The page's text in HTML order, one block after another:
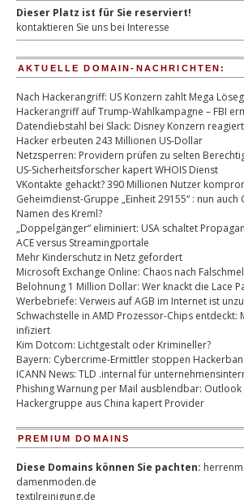
Dieser Platz ist für Sie reserviert!
kontaktieren Sie uns bei Interesse
AKTUELLE DOMAIN-NACHRICHTEN:
Nach Hackerangriff: US Konzern zahlt Mega
Hackerangriff auf Trump-Wahlkampagne – FBI
Datendiebstahl bei Slack: Disney Konzern reagiert
Hacker erbeuten 243 Millionen US-Dollar
Netzsperren: Providern prüfen zu selten
US-Sicherheitsforscher kapert WHOIS Dienst
VKontakte gehackt? 390 Millionen Nutzer
Geheimdienst-Gruppe „Einheit 29155“ : nun
Namen des Kreml?
„Doppelgänger“ eliminiert: USA schaltet
ACE versus Streamingportale
Mehr Kinderschutz in Netz gefordert
Microsoft Exchange Online: Chaos nach
Belohnung 1 Million Dollar: Wer knackt die Lace
Werbebriefe: Verweis auf AGB im Internet ist
Schwachstelle in AMD Prozessor-Chips entdeckt:
infiziert
Kim Dotcom: Lichtgestalt oder Krimineller?
Bayern: Cybercrime-Ermittler stoppen
ICANN News: TLD .internal für
Phishing Warnung per Mail ausblendbar: Outlook
Hackergruppe aus China kapert Provider
PREMIUM DOMAINS
Diese Domains können Sie pachten:
damenmoden.de
textilreinigung.de